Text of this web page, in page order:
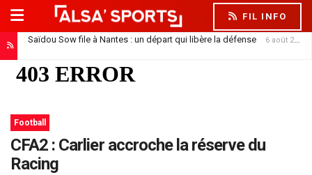
FIL INFO
Saïdou Sow file à Nantes : un départ qui libère la défense 6 août 2026
Football
CFA2 : Carlier accroche la réserve du
Racing